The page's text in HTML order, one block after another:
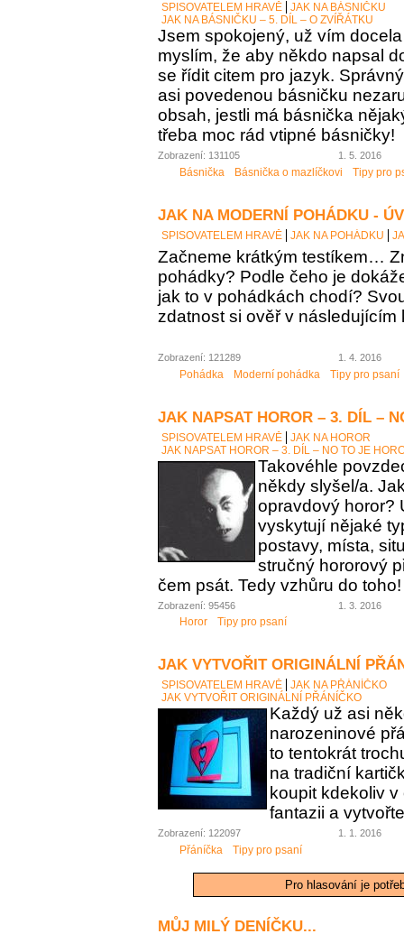
SPISOVATELEM HRAVĚ
JAK NA BÁSNIČKU
JAK NA BÁSNIČKU – 5. DÍL – O ZVÍŘÁTKU
Jsem spokojený, už vím
myslím, že aby někdo napsal
se řídit citem pro jazyk.
asi povedenou básničku
obsah, jestli má básnička
třeba moc rád vtipné básničky!
Zobrazení: 131105 1. 5. 2016
Básnička Básnička o mazlíčkovi Tipy pro
JAK NA MODERNÍ POHÁDKU -
SPISOVATELEM HRAVĚ JAK NA POHÁDKU
Začneme krátkým testíkem…
pohádky? Podle čeho je
jak to v pohádkách chodí?
zdatnost si ověř v následujícím
Zobrazení: 121289 1. 4. 2016
Pohádka Moderní pohádka Tipy pro psaní
JAK NAPSAT HOROR – 3. DÍL –
SPISOVATELEM HRAVĚ
JAK NA HOROR
JAK NAPSAT HOROR – 3. DÍL – NO TO JE
Takovéhle
někdy slyšel/a.
opravdový horor?
vyskytují nějaké
postavy, místa,
stručný hororový
čem psát. Tedy vzhůru do toho!
Zobrazení: 95456 1. 3. 2016
Horor Tipy pro psaní
JAK VYTVOŘIT ORIGINÁLNÍ
SPISOVATELEM HRAVĚ
JAK NA PŘÁNÍČKO
JAK VYTVOŘIT ORIGINÁLNÍ PŘÁNÍČKO
Každý už asi
narozeninové
to tentokrát
na tradiční
koupit kdekoliv
fantazii a
Zobrazení: 122097 1. 1. 2016
Přáníčka Tipy pro psaní
Pro hlasování je
MŮJ MILÝ DENÍČKU...